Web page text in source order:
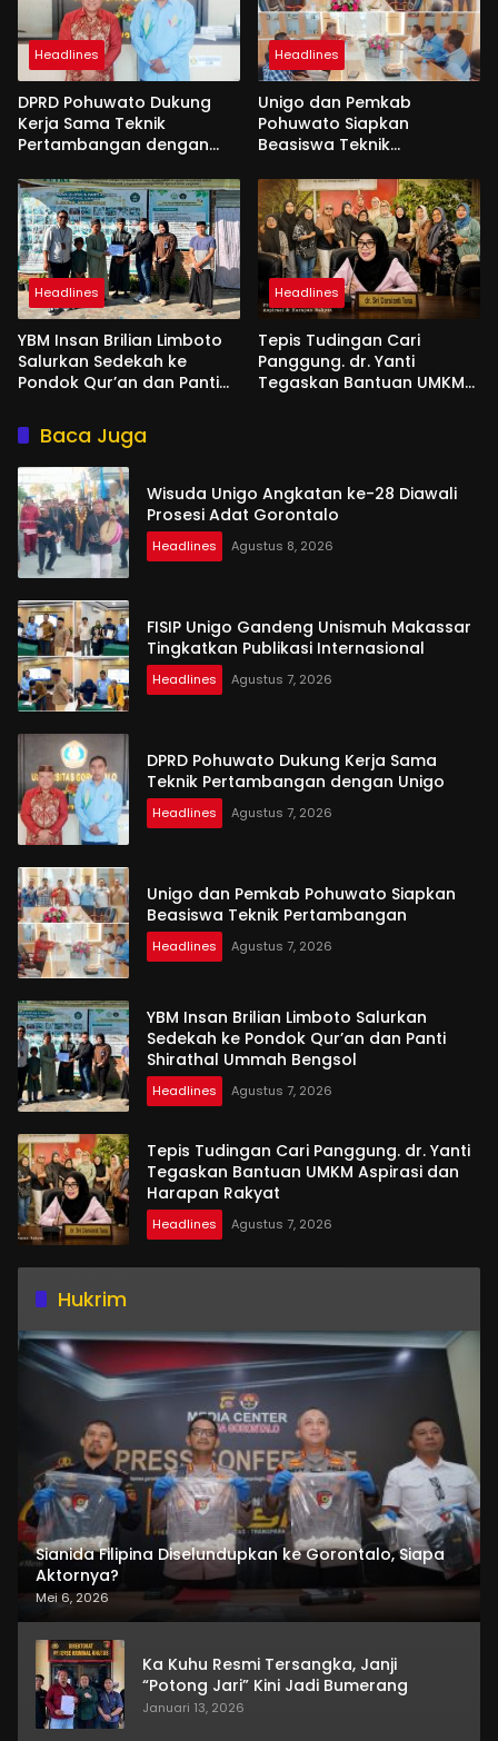
Headlines
DPRD Pohuwato Dukung
Kerja Sama Teknik
Pertambangan dengan
Headlines
Unigo dan Pemkab
Pohuwato Siapkan
Beasiswa Teknik
Headlines
YBM Insan Brilian Limboto
Salurkan Sedekah ke
Pondok Qur’an dan Panti
Headlines
Tepis Tudingan Cari
Panggung. dr. Yanti
Tegaskan Bantuan UMKM
Baca Juga
Wisuda Unigo Angkatan ke-28 Diawali
Prosesi Adat Gorontalo
Headlines Agustus 8, 2026
FISIP Unigo Gandeng Unismuh Makassar
Tingkatkan Publikasi Internasional
Headlines Agustus 7, 2026
DPRD Pohuwato Dukung Kerja Sama
Teknik Pertambangan dengan Unigo
Headlines Agustus 7, 2026
Unigo dan Pemkab Pohuwato Siapkan
Beasiswa Teknik Pertambangan
Headlines Agustus 7, 2026
YBM Insan Brilian Limboto Salurkan
Sedekah ke Pondok Qur’an dan Panti
Shirathal Ummah Bengsol
Headlines Agustus 7, 2026
Tepis Tudingan Cari Panggung. dr. Yanti
Tegaskan Bantuan UMKM Aspirasi dan
Harapan Rakyat
Headlines Agustus 7, 2026
Hukrim
Sianida Filipina Diselundupkan ke Gorontalo, Siapa
Aktornya?
Mei 6, 2026
Ka Kuhu Resmi Tersangka, Janji
“Potong Jari” Kini Jadi Bumerang
Januari 13, 2026